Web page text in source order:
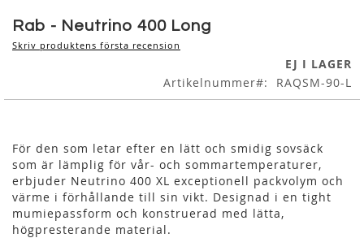
the
end
of
gallery
to
the
beginning
images
Rab - Neutrino 400 Long
Skriv produktens första recension
EJ I LAGER
Artikelnummer
RAQSM-90-L
För den som letar efter en lätt och smidig sovsäck
som är lämplig för vår- och sommartemperaturer,
erbjuder Neutrino 400 XL exceptionell packvolym och
värme i förhållande till sin vikt. Designad i en tight
mumiepassform och konstruerad med lätta,
högpresterande material.